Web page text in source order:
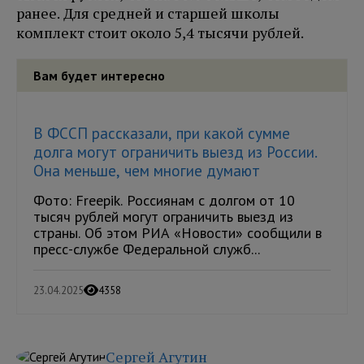
ранее. Для средней и старшей школы
комплект стоит около 5,4 тысячи рублей.
Вам будет интересно
В ФССП рассказали, при какой сумме
долга могут ограничить выезд из России.
Она меньше, чем многие думают
Фото: Freepik. Россиянам с долгом от 10
тысяч рублей могут ограничить выезд из
страны. Об этом РИА «Новости» сообщили в
пресс-службе Федеральной служб...
23.04.2025 4358
Сергей Агутин